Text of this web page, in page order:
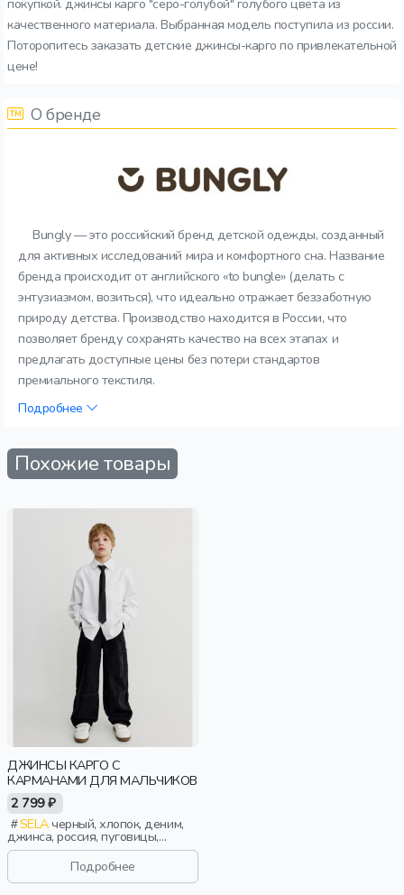
покупкой. джинсы карго "серо-голубой" голубого цвета из
качественного материала. Выбранная модель поступила из россии.
Поторопитесь заказать детские джинсы-карго по привлекательной
цене!
О бренде
Bungly — это российский бренд детской одежды, созданный
для активных исследований мира и комфортного сна. Название
бренда происходит от английского «to bungle» (делать с
энтузиазмом, возиться), что идеально отражает беззаботную
природу детства. Производство находится в России, что
позволяет бренду сохранять качество на всех этапах и
предлагать доступные цены без потери стандартов
премиального текстиля.
Подробнее
Похожие товары
ДЖИНСЫ КАРГО С
КАРМАНАМИ ДЛЯ МАЛЬЧИКОВ
2 799 ₽
SELAчерный, хлопок, деним,
джинса, россия, пуговицы,
прямые, резинка, застежка,
школа, карман, пояс, мальчики,
Подробнее